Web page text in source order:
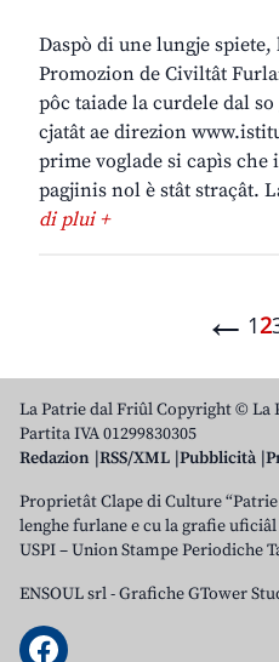
Daspò di une lungje spiete,
Promozion de Civiltât
pôc taiade la curdele dal
cjatât ae direzion
prime voglade si capìs
pagjinis nol è stât straçât.
di plui +
← 12
La Patrie dal Friûl Copyright © La
Partita IVA 01299830305
Redazion RSS/XML Pubblicità
Proprietât Clape di Culture
lenghe furlane e cu la grafie uficiâl
USPI – Union Stampe Periodiche
ENSOUL srl-Grafiche GTower